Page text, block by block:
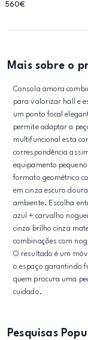
560€
Mais sobre o
Consola amora
para valorizar hall e
um ponto focal
permite adaptar a
multifuncional esta
correspondência
equipamento
formato geométrico
em cinza escuro
ambiente. Escolha
azul + carvalho
cinza brilho cinza
combinações com
O resultado é um
o espaço garantindo
quem procura uma
cuidado.
Pesquisas